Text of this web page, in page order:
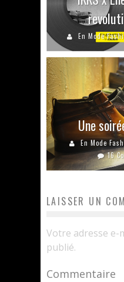
En Mode
Une
En Mode
16
LAISSER UN
Votre adresse e-
publié.
Commentaire